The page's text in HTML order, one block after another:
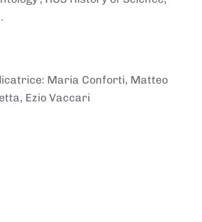
Maria Conforti, Matteo
Ezio Vaccari